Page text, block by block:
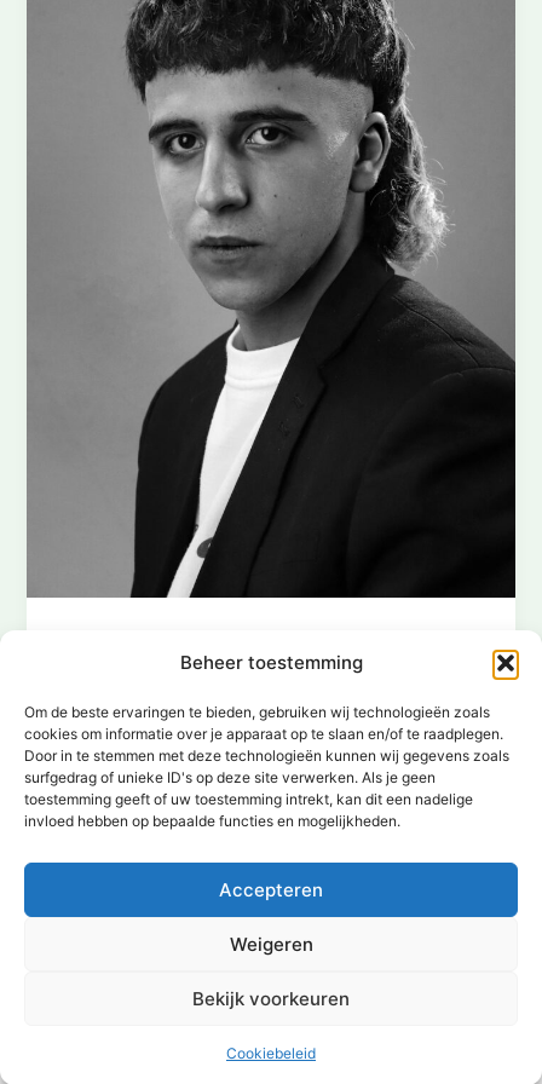
Beheer toestemming
Om de beste ervaringen te bieden, gebruiken wij technologieën zoals
cookies om informatie over je apparaat op te slaan en/of te raadplegen.
Door in te stemmen met deze technologieën kunnen wij gegevens zoals
surfgedrag of unieke ID's op deze site verwerken. Als je geen
toestemming geeft of uw toestemming intrekt, kan dit een nadelige
invloed hebben op bepaalde functies en mogelijkheden.
Accepteren
Weigeren
Bekijk voorkeuren
Cookiebeleid
Redactie | Eenperfectetuin.nl /juni 28, 2025
Het mullet kapsel valt op door het korte haar aan de
zijkanten en de lange lokken aan de achterkant. Dit
[…]